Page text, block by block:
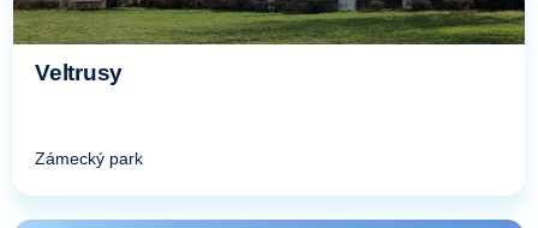
Veltrusy
Zámecký park